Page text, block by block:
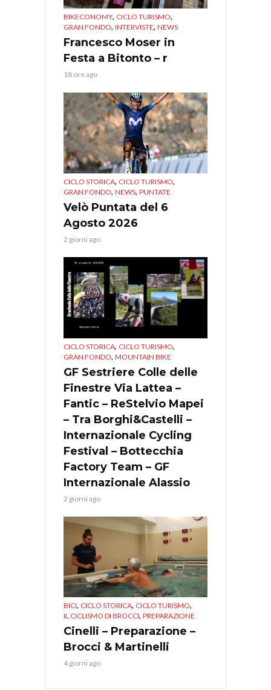
BIKECONOMY, CICLO TURISMO,
GRAN FONDO, INTERVISTE, NEWS
Francesco Moser in
Festa a Bitonto – r
18 ore ago
CICLO STORICA, CICLO TURISMO,
GRAN FONDO, NEWS, PUNTATE
Velò Puntata del 6
Agosto 2026
2 giorni ago
CICLO STORICA, CICLO TURISMO,
GRAN FONDO, MOUNTAIN BIKE
GF Sestriere Colle delle
Finestre Via Lattea –
Fantic – ReStelvio Mapei
– Tra Borghi&Castelli –
Internazionale Cycling
Festival – Bottecchia
Factory Team – GF
Internazionale Alassio
2 giorni ago
BICI, CICLO STORICA, CICLO TURISMO,
IL CICLISMO DI BROCCI, PREPARAZIONE
Cinelli – Preparazione –
Brocci & Martinelli
4 giorni ago